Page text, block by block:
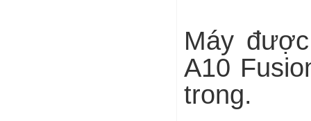
Máy
A10
trong.